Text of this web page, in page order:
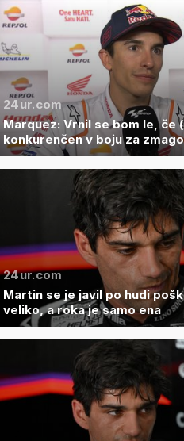
24ur.com
Marquez: Vrnil se bom le, če
konkurenčen v boju za zmago
24ur.com
Martin se je javil po hudi
veliko, a roka je samo ena